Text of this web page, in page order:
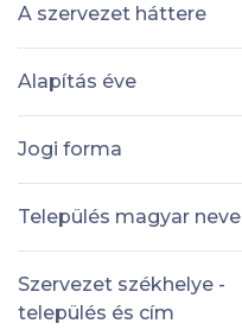
A szervezet háttere
Alapítás éve
Jogi forma
Település magyar neve
Szervezet székhelye -
település és cím